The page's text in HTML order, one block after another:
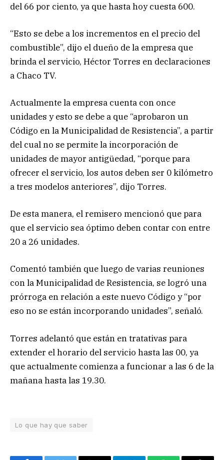
del 66 por ciento, ya que hasta hoy cuesta 600.
“Esto se debe a los incrementos en el precio del
combustible”, dijo el dueño de la empresa que
brinda el servicio, Héctor Torres en declaraciones
a Chaco TV.
Actualmente la empresa cuenta con once
unidades y esto se debe a que “aprobaron un
Código en la Municipalidad de Resistencia”, a partir
del cual no se permite la incorporación de
unidades de mayor antigüedad, “porque para
ofrecer el servicio, los autos deben ser 0 kilómetro
a tres modelos anteriores”, dijo Torres.
De esta manera, el remisero mencionó que para
que el servicio sea óptimo deben contar con entre
20 a 26 unidades.
Comentó también que luego de varias reuniones
con la Municipalidad de Resistencia, se logró una
prórroga en relación a este nuevo Código y “por
eso no se están incorporando unidades”, señaló.
Torres adelantó que están en tratativas para
extender el horario del servicio hasta las 00, ya
que actualmente comienza a funcionar a las 6 de la
mañana hasta las 19.30.
Lo que hay que saber